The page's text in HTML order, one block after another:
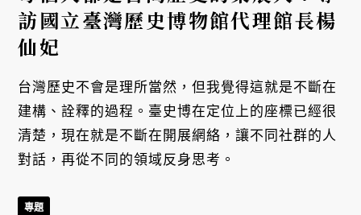
訪國立臺灣歷史博物館代理館長楊
仙妃
台灣歷史不會是理所當然，但我覺得這就是不斷在
建構、詮釋的過程。臺史博在定位上的座標已經很
清楚，現在就是不斷在開展網絡，讓不同社群的人
對話，再從不同的領域反身思考。
專題